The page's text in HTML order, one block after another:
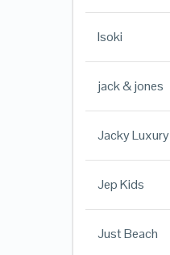
Isoki
jack & jones
Jacky Luxury
Jep Kids
Just Beach